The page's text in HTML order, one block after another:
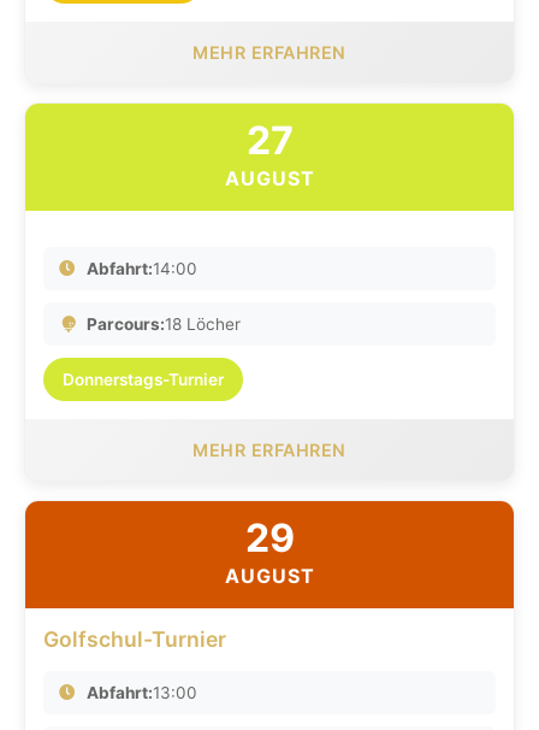
MEHR ERFAHREN
27
AUGUST
Abfahrt:14:00
Parcours:18 Löcher
Donnerstags-Turnier
MEHR ERFAHREN
29
AUGUST
Golfschul-Turnier
Abfahrt:13:00